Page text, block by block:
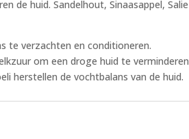
de huid. Sandelhout, Sinaasappel, Salie
te verzachten en conditioneren.
om een droge huid te verminderen
herstellen de vochtbalans van de huid.